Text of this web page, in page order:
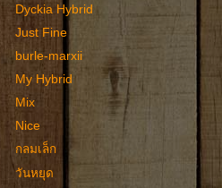
Dyckia Hybrid
Just Fine
burle-marxii
My Hybrid
Mix
Nice
กลมเล็ก
วันหยุด